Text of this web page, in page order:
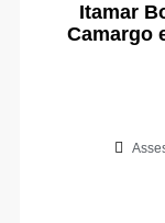
Itamar
Camargo